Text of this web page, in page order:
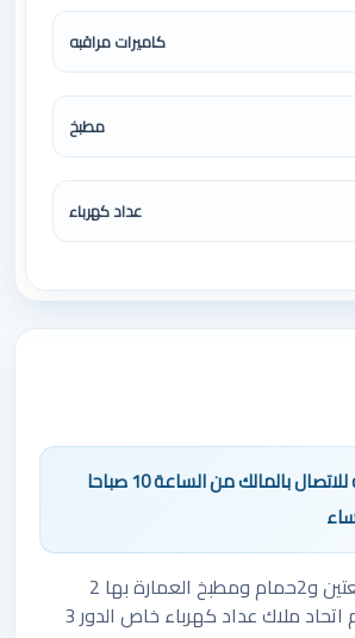
كاميرات مراقبه
مطبخ
عداد كهرباء
الاوقات المناسبه للاتصال بالمالك من الساعة 10 صباحا
غرفتين وصالة قطعتين و2حمام ومطبخ العمارة بها 2
اسانسير مدخل رخام اتحاد ملاك عداد كهرباء خاص الدور 3